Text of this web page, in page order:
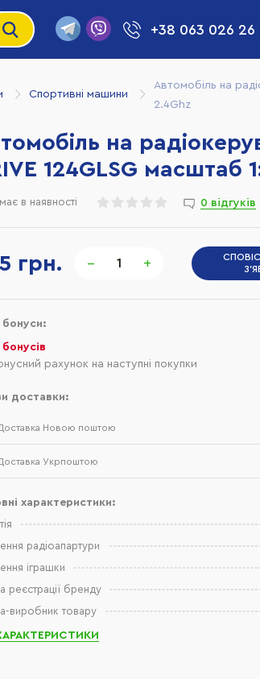
+38 063 026 26
Спортивні машини
Автомобіль на
2.4Ghz
грн. − +
на
124GLSG масштаб
в наявності 0 відгуків
бонуси:
рахунок на наступні покупки
доставки:
Новою поштою
Укрпоштою
характеристики:
радіоапартури
іграшки
реєстрації бренду
виробник товару